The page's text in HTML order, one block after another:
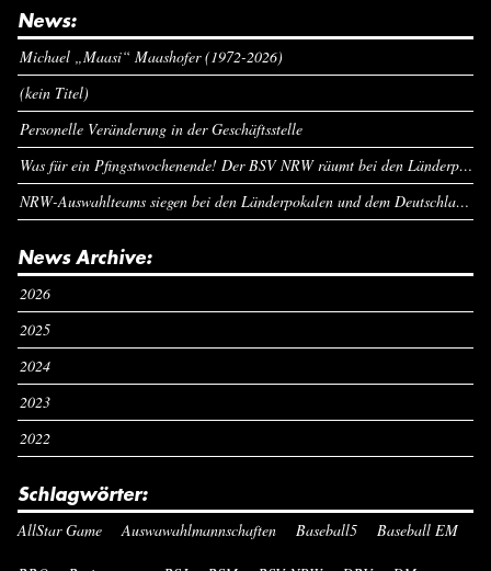
News:
Michael „Maasi“ Maashofer (1972-2026)
(kein Titel)
Personelle Veränderung in der Geschäftsstelle
Was für ein Pfingstwochenende! Der BSV NRW räumt bei den Länderpokalen ab
NRW-Auswahlteams siegen bei den Länderpokalen und dem Deutschlandcup an Pfingsten
News Archive:
2026
2025
2024
2023
2022
Schlagwörter:
AllStar Game Auswawahlmannschaften Baseball5 Baseball EM